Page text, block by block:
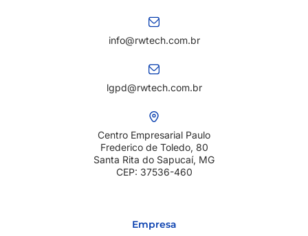
info@rwtech.com.br
lgpd@rwtech.com.br
Centro Empresarial Paulo
Frederico de Toledo, 80
Santa Rita do Sapucaí, MG
CEP: 37536-460
Empresa